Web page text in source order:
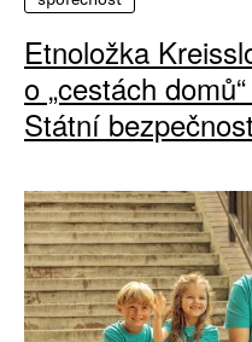
Etnoložka
o „cestách
Státní